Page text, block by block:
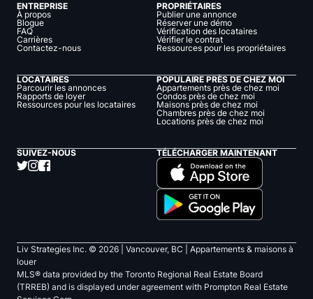
ENTREPRISE
À propos
Blogue
FAQ
Carrières
Contactez-nous
PROPRIÉTAIRES
Publier une annonce
Réserver une démo
Vérification des locataires
Vérifier le contrat
Ressources pour les propriétaires
LOCATAIRES
Parcourir les annonces
Rapports de loyer
Ressources pour les locataires
POPULAIRE PRÈS DE CHEZ MOI
Appartements près de chez moi
Condos près de chez moi
Maisons près de chez moi
Chambres près de chez moi
Locations près de chez moi
SUIVEZ-NOUS TÉLÉCHARGER MAINTENANT
Liv Strategies Inc. © 2026 | Vancouver, BC |
Appartements & maisons à
louer
MLS® data provided by the Toronto Regional Real Estate Board
(TRREB) and is displayed under agreement with Prompton Real Estate